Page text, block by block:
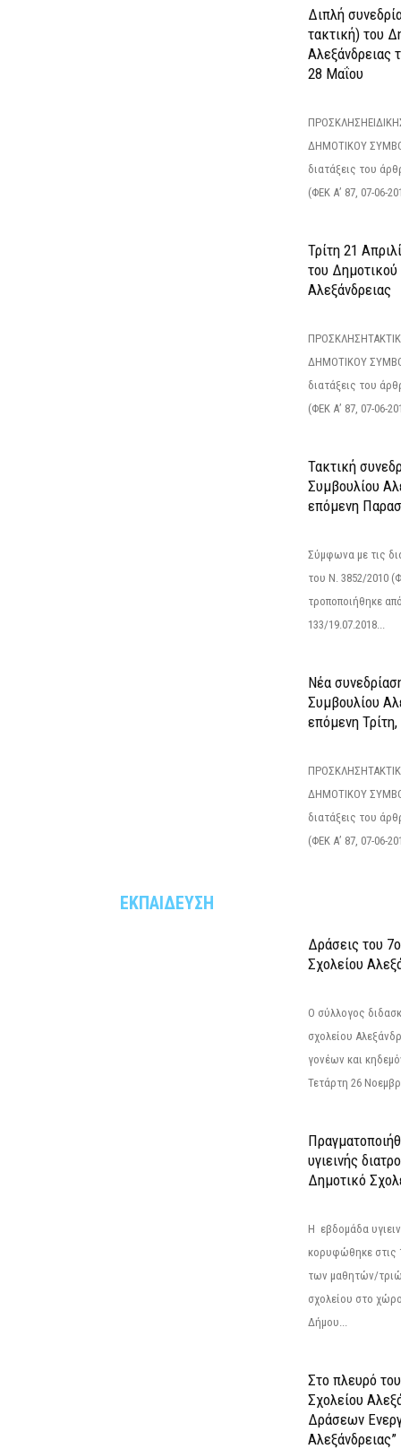
Διπλή
τακτική) του
Αλεξάνδρειας
28 Μαΐου
ΔΗΜΟΤΙΚΟΥ
διατάξεις του
(ΦΕΚ Α’ 87, 07-06-
Τρίτη 21
του
Αλεξάνδρειας
ΔΗΜΟΤΙΚΟΥ
διατάξεις του
(ΦΕΚ Α’ 87, 07-06-
Τακτική
Συμβουλίου
επόμενη
Σύμφωνα με τις
του Ν. 3852/2010
τροποποιήθηκε
133/19.07.2018...
Νέα
Συμβουλίου
επόμενη
ΔΗΜΟΤΙΚΟΥ
διατάξεις του
(ΦΕΚ Α’ 87, 07-06-
ΕΚΠΑΙΔΕΥΣΗ
Δράσεις του
Σχολείου
Ο σύλλογος
σχολείου
γονέων και
Τετάρτη 26
υγιεινής
Δημοτικό
Η εβδομάδα
κορυφώθηκε στις
των μαθητών/
σχολείου στο
Δήμου...
Στο πλευρό
Σχολείου
Δράσεων
Αλεξάνδρειας”